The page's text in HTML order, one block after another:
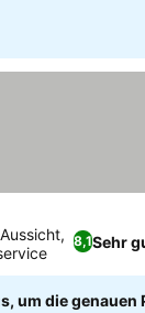
8,1Sehr
um die genauen